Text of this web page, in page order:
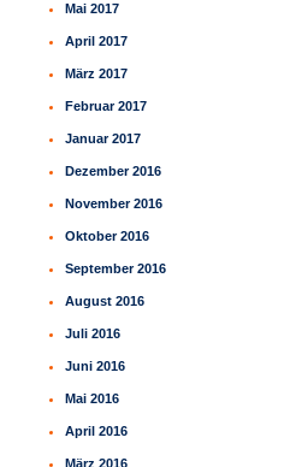
Mai 2017
April 2017
März 2017
Februar 2017
Januar 2017
Dezember 2016
November 2016
Oktober 2016
September 2016
August 2016
Juli 2016
Juni 2016
Mai 2016
April 2016
März 2016